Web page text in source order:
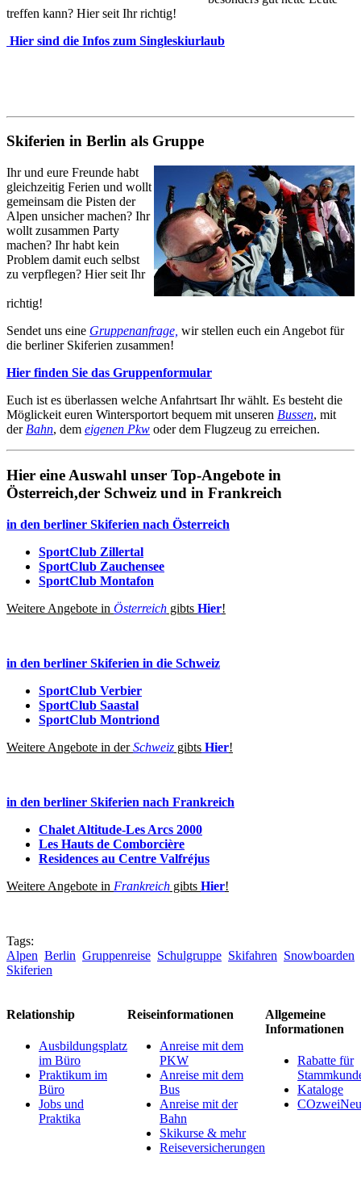
treffen kann? Hier seit Ihr richtig!
Hier sind die Infos zum Singleskiurlaub
Skiferien in Berlin als Gruppe
Ihr und eure Freunde habt
gleichzeitig Ferien und wollt
gemeinsam die Pisten der
Alpen unsicher machen? Ihr
wollt zusammen Party
machen? Ihr habt kein
Problem damit euch selbst
zu verpflegen? Hier seit Ihr
richtig!
Sendet uns eine Gruppenanfrage, wir stellen euch ein Angebot für
die berliner Skiferien zusammen!
Hier finden Sie das Gruppenformular
Euch ist es überlassen welche Anfahrtsart Ihr wählt. Es besteht die
Möglickeit euren Wintersportort bequem mit unseren Bussen, mit
der Bahn, dem eigenen Pkw oder dem Flugzeug zu erreichen.
Hier eine Auswahl unser Top-Angebote in
Österreich,der Schweiz und in Frankreich
in den berliner Skiferien nach Österreich
SportClub Zillertal
SportClub Zauchensee
SportClub Montafon
Weitere Angebote in Österreich gibts Hier!
in den berliner Skiferien in die Schweiz
SportClub Verbier
SportClub Saastal
SportClub Montriond
Weitere Angebote in derSchweiz gibts Hier!
in den berliner Skiferien nach Frankreich
Chalet Altitude-Les Arcs 2000
Les Hauts de Comborcière
Residences au Centre Valfréjus
Weitere Angebote in Frankreich gibts Hier!
Tags:
Alpen Berlin Gruppenreise Schulgruppe Skifahren Snowboarden
Skiferien
Relationship
Ausbildungsplatz
im Büro
Praktikum im
Büro
Jobs und
Praktika
Reiseinformationen
Anreise mit dem
PKW
Anreise mit dem
Bus
Anreise mit der
Bahn
Skikurse & mehr
Reiseversicherungen
Allgemeine
Informationen
Rabatte für
Kataloge